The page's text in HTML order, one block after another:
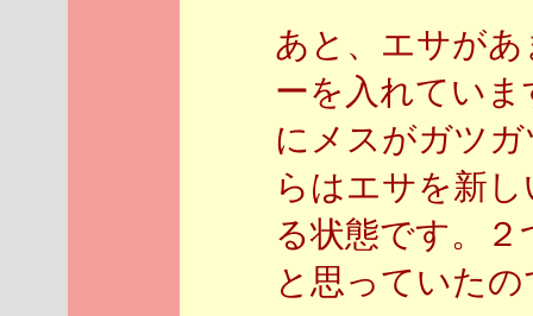
あと、エサが
ーを入れてい
にメスがガツ
らはエサを新
る状態です。
と思っていた